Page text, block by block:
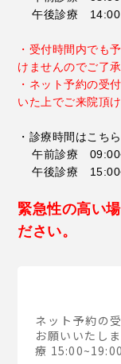
午後診療 14:00
・受付時間内でも
けませんのでご了承
・ネット予約の受
いた上でご来院頂
・診療時間はこちら
午前診療
午後診療
緊急性の高い
ださい。
ネット予約の
お願いいたし
療 15:00~19:00